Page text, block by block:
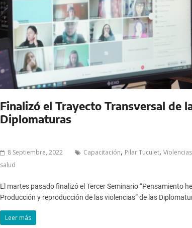
Finalizó el Trayecto Transversal de
Diplomaturas
8 Septiembre, 2022 Capacitación, Pilar Tuculet,
salud
El martes pasado finalizó el Tercer Seminario “Pensamiento
Producción y reproducción de las violencias” de las
Leer más